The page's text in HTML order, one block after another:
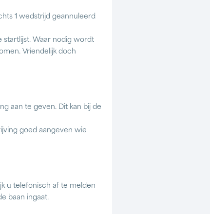
1 wedstrijd geannuleerd
Waar nodig wordt
Vriendelijk doch
aan te geven. Dit kan bij de
goed aangeven wie
u telefonisch af te melden
baan ingaat.